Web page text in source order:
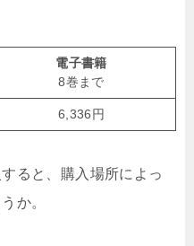
電子書籍
8巻まで
6,336円
ると、購入場所によっ
か。